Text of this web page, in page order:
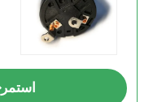
استمر